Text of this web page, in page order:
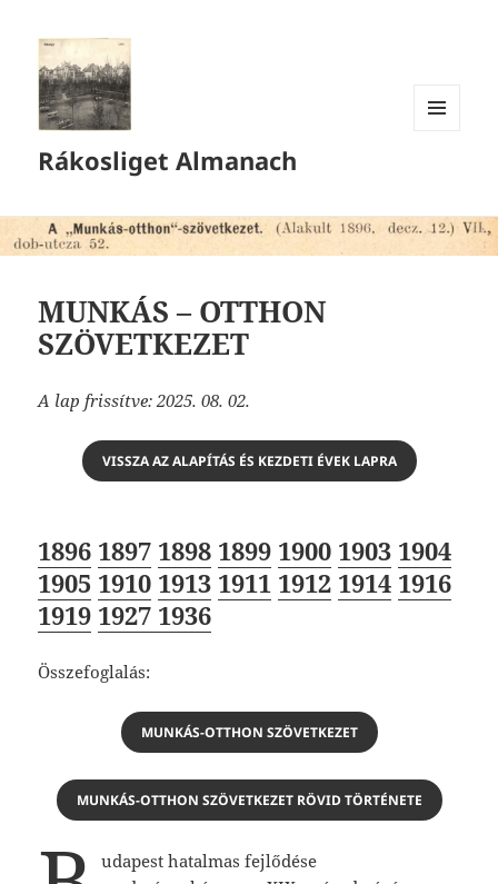
Rákosliget Almanach
MUNKÁS – OTTHON
SZÖVETKEZET
A lap frissítve: 2025. 08. 02.
VISSZA AZ ALAPÍTÁS ÉS KEZDETI ÉVEK LAPRA
1896 1897 1898 1899 1900 1903 1904
1905 1910 1913 1911 1912 1914 1916
1919 1927 1936
Összefoglalás:
MUNKÁS-OTTHON SZÖVETKEZET
MUNKÁS-OTTHON SZÖVETKEZET RÖVID TÖRTÉNETE
udapest hatalmas fejlődése